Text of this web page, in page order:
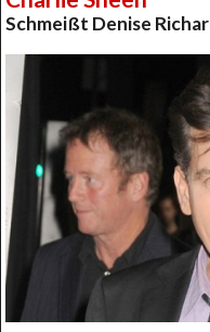
Schmeißt Denise